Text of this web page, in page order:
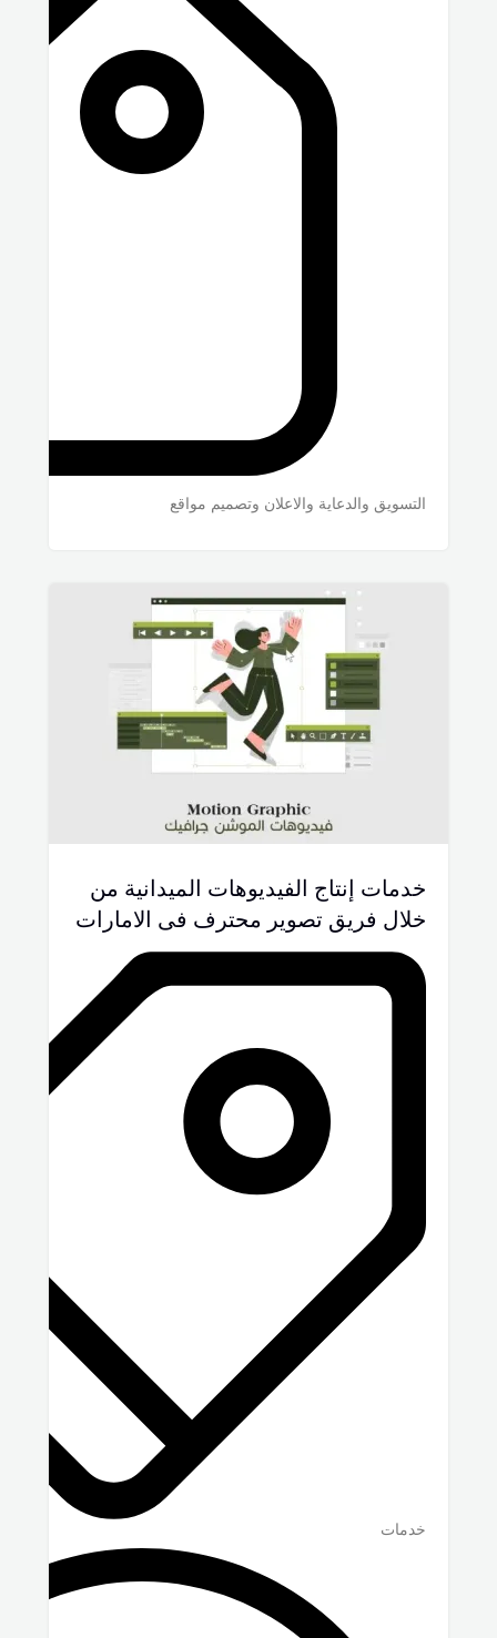
التسويق والدعاية والاعلان وتصميم مواقع
خدمات إنتاج الفيديوهات الميدانية من
خلال فريق تصوير محترف فى الامارات
خدمات